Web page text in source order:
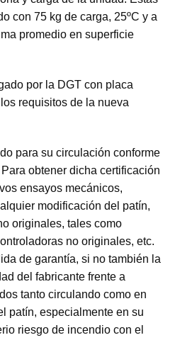
con 75 kg de carga, 25ºC y a
promedio en superficie
por la DGT con placa
requisitos de la nueva
para su circulación conforme
obtener dicha certificación
ensayos mecánicos,
modificación del patín,
originales, tales como
no originales, etc.
de garantía, si no también la
del fabricante frente a
tanto circulando como en
patín, especialmente en su
riesgo de incendio con el